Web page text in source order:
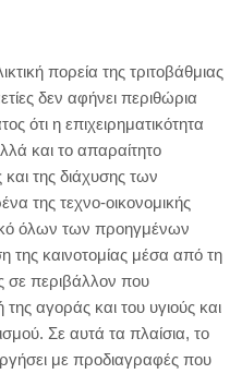
πορεία της τριτοβάθμιας
δεν αφήνει περιθώρια
ότι η επιχειρηματικότητα
και το απαραίτητο
της διάχυσης των
της τεχνο-οικονομικής
όλων των προηγμένων
της καινοτομίας μέσα από τη
σε περιβάλλον που
αγοράς και του υγιούς και
Σε αυτά τα πλαίσια, το
με προδιαγραφές που